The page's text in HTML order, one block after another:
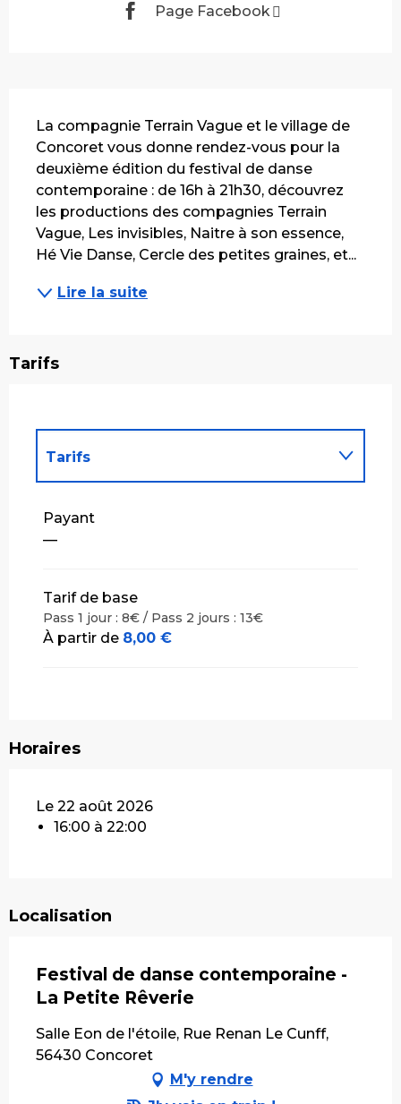
Page Facebook
La compagnie Terrain Vague et le village de
Concoret vous donne rendez-vous pour la
deuxième édition du festival de danse
contemporaine : de 16h à 21h30, découvrez
les productions des compagnies Terrain
Vague, Les invisibles, Naitre à son essence,
Hé Vie Danse, Cercle des petites graines, et...
Lire la suite
Tarifs
Tarifs
Tarifs 2027
Payant
—
Tarif de base
Pass 1 jour : 8€ / Pass 2 jours : 13€
À partir de 8,00 €
Horaires
Le 22 août 2026
16:00 à 22:00
Localisation
Festival de danse contemporaine -
La Petite Rêverie
Salle Eon de l'étoile, Rue Renan Le Cunff,
56430 Concoret
M'y rendre